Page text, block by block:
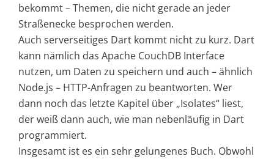
bekommt – Themen, die nicht gerade an jeder
Straßenecke besprochen werden.
Auch serverseitiges Dart kommt nicht zu kurz. Dart
kann nämlich das Apache CouchDB Interface
nutzen, um Daten zu speichern und auch – ähnlich
Node.js – HTTP-Anfragen zu beantworten. Wer
dann noch das letzte Kapitel über „Isolates“ liest,
der weiß dann auch, wie man nebenläufig in Dart
programmiert.
Insgesamt ist es ein sehr gelungenes Buch. Obwohl